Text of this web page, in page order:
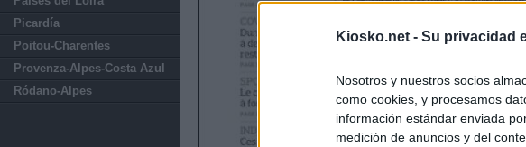
Kiosko.net - Su privacidad
Nosotros y nuestros socios
como cookies, y procesamos
información estándar enviada
medición de anuncios y del
Picardía
Poitou-Charentes
Provenza-Alpes-Costa Azul
Ródano-Alpes